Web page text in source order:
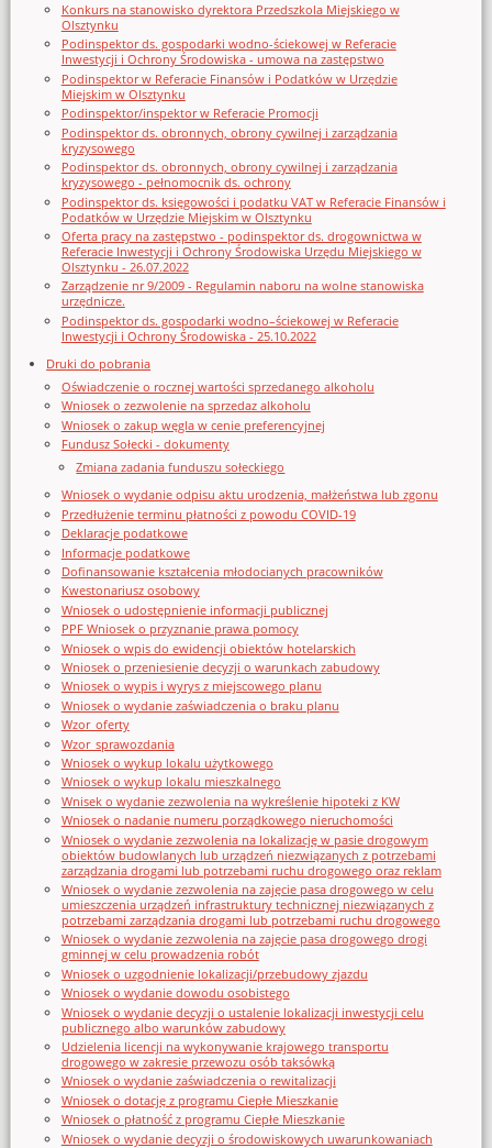
Konkurs na stanowisko dyrektora Przedszkola Miejskiego w
Olsztynku
Podinspektor ds. gospodarki wodno-ściekowej w Referacie
Inwestycji i Ochrony Środowiska - umowa na zastępstwo
Podinspektor w Referacie Finansów i Podatków w Urzędzie
Miejskim w Olsztynku
Podinspektor/inspektor w Referacie Promocji
Podinspektor ds. obronnych, obrony cywilnej i zarządzania
kryzysowego
Podinspektor ds. obronnych, obrony cywilnej i zarządzania
kryzysowego - pełnomocnik ds. ochrony
Podinspektor ds. księgowości i podatku VAT w Referacie Finansów i
Podatków w Urzędzie Miejskim w Olsztynku
Oferta pracy na zastępstwo - podinspektor ds. drogownictwa w
Referacie Inwestycji i Ochrony Środowiska Urzędu Miejskiego w
Olsztynku - 26.07.2022
Zarządzenie nr 9/2009 - Regulamin naboru na wolne stanowiska
urzędnicze.
Podinspektor ds. gospodarki wodno–ściekowej w Referacie
Inwestycji i Ochrony Środowiska - 25.10.2022
Druki do pobrania
Oświadczenie o rocznej wartości sprzedanego alkoholu
Wniosek o zezwolenie na sprzedaz alkoholu
Wniosek o zakup węgla w cenie preferencyjnej
Fundusz Sołecki - dokumenty
Zmiana zadania funduszu sołeckiego
Wniosek o wydanie odpisu aktu urodzenia, małżeństwa lub zgonu
Przedłużenie terminu płatności z powodu COVID-19
Deklaracje podatkowe
Informacje podatkowe
Dofinansowanie kształcenia młodocianych pracowników
Kwestonariusz osobowy
Wniosek o udostępnienie informacji publicznej
PPF Wniosek o przyznanie prawa pomocy
Wniosek o wpis do ewidencji obiektów hotelarskich
Wniosek o przeniesienie decyzji o warunkach zabudowy
Wniosek o wypis i wyrys z miejscowego planu
Wniosek o wydanie zaświadczenia o braku planu
Wzor_oferty
Wzor_sprawozdania
Wniosek o wykup lokalu użytkowego
Wniosek o wykup lokalu mieszkalnego
Wnisek o wydanie zezwolenia na wykreślenie hipoteki z KW
Wniosek o nadanie numeru porządkowego nieruchomości
Wniosek o wydanie zezwolenia na lokalizację w pasie drogowym
obiektów budowlanych lub urządzeń niezwiązanych z potrzebami
zarządzania drogami lub potrzebami ruchu drogowego oraz reklam
Wniosek o wydanie zezwolenia na zajęcie pasa drogowego w celu
umieszczenia urządzeń infrastruktury technicznej niezwiązanych z
potrzebami zarządzania drogami lub potrzebami ruchu drogowego
Wniosek o wydanie zezwolenia na zajęcie pasa drogowego drogi
gminnej w celu prowadzenia robót
Wniosek o uzgodnienie lokalizacji/przebudowy zjazdu
Wniosek o wydanie dowodu osobistego
Wniosek o wydanie decyzji o ustalenie lokalizacji inwestycji celu
publicznego albo warunków zabudowy
Udzielenia licencji na wykonywanie krajowego transportu
drogowego w zakresie przewozu osób taksówką
Wniosek o wydanie zaświadczenia o rewitalizacji
Wniosek o dotację z programu Ciepłe Mieszkanie
Wniosek o płatność z programu Ciepłe Mieszkanie
Wniosek o wydanie decyzji o środowiskowych uwarunkowaniach